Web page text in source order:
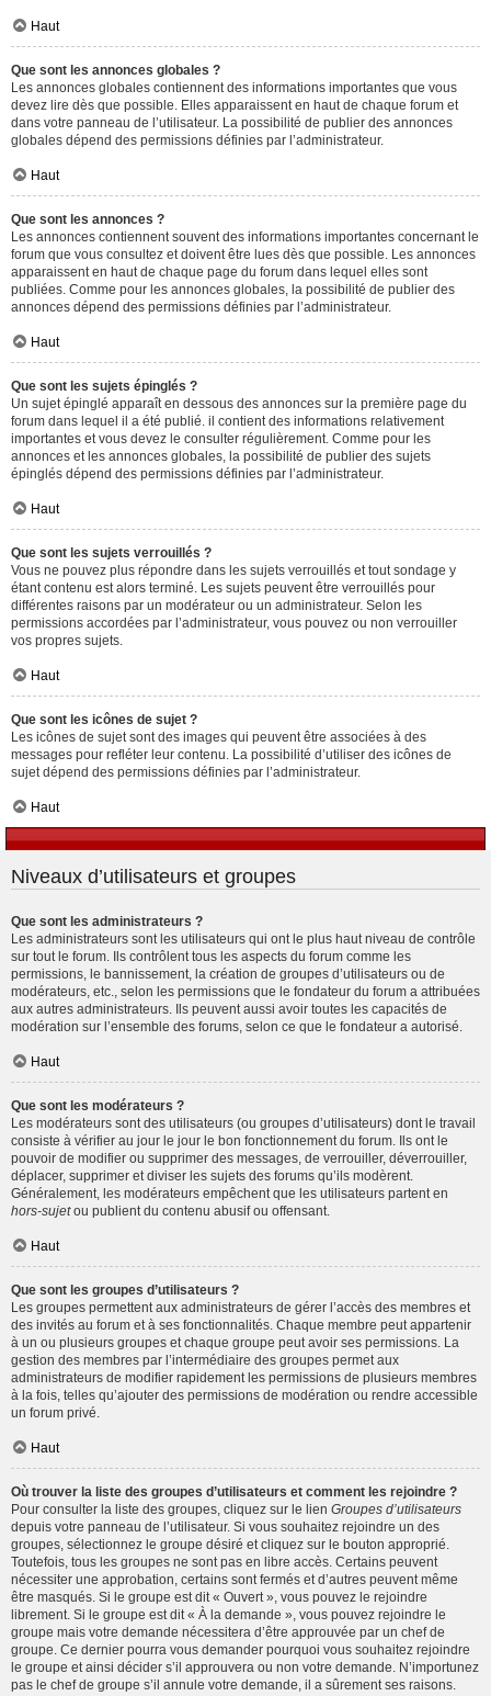
Haut
Que sont les annonces globales ?
Les annonces globales contiennent des informations importantes que vous
devez lire dès que possible. Elles apparaissent en haut de chaque forum et
dans votre panneau de l’utilisateur. La possibilité de publier des annonces
globales dépend des permissions définies par l’administrateur.
Haut
Que sont les annonces ?
Les annonces contiennent souvent des informations importantes concernant le
forum que vous consultez et doivent être lues dès que possible. Les annonces
apparaissent en haut de chaque page du forum dans lequel elles sont
publiées. Comme pour les annonces globales, la possibilité de publier des
annonces dépend des permissions définies par l’administrateur.
Haut
Que sont les sujets épinglés ?
Un sujet épinglé apparaît en dessous des annonces sur la première page du
forum dans lequel il a été publié. il contient des informations relativement
importantes et vous devez le consulter régulièrement. Comme pour les
annonces et les annonces globales, la possibilité de publier des sujets
épinglés dépend des permissions définies par l’administrateur.
Haut
Que sont les sujets verrouillés ?
Vous ne pouvez plus répondre dans les sujets verrouillés et tout sondage y
étant contenu est alors terminé. Les sujets peuvent être verrouillés pour
différentes raisons par un modérateur ou un administrateur. Selon les
permissions accordées par l’administrateur, vous pouvez ou non verrouiller
vos propres sujets.
Haut
Que sont les icônes de sujet ?
Les icônes de sujet sont des images qui peuvent être associées à des
messages pour refléter leur contenu. La possibilité d’utiliser des icônes de
sujet dépend des permissions définies par l’administrateur.
Haut
Niveaux d’utilisateurs et groupes
Que sont les administrateurs ?
Les administrateurs sont les utilisateurs qui ont le plus haut niveau de contrôle
sur tout le forum. Ils contrôlent tous les aspects du forum comme les
permissions, le bannissement, la création de groupes d’utilisateurs ou de
modérateurs, etc., selon les permissions que le fondateur du forum a attribuées
aux autres administrateurs. Ils peuvent aussi avoir toutes les capacités de
modération sur l’ensemble des forums, selon ce que le fondateur a autorisé.
Haut
Que sont les modérateurs ?
Les modérateurs sont des utilisateurs (ou groupes d’utilisateurs) dont le travail
consiste à vérifier au jour le jour le bon fonctionnement du forum. Ils ont le
pouvoir de modifier ou supprimer des messages, de verrouiller, déverrouiller,
déplacer, supprimer et diviser les sujets des forums qu’ils modèrent.
Généralement, les modérateurs empêchent que les utilisateurs partent en
hors-sujetou publient du contenu abusif ou offensant.
Haut
Que sont les groupes d’utilisateurs ?
Les groupes permettent aux administrateurs de gérer l’accès des membres et
des invités au forum et à ses fonctionnalités. Chaque membre peut appartenir
à un ou plusieurs groupes et chaque groupe peut avoir ses permissions. La
gestion des membres par l’intermédiaire des groupes permet aux
administrateurs de modifier rapidement les permissions de plusieurs membres
à la fois, telles qu’ajouter des permissions de modération ou rendre accessible
un forum privé.
Haut
Où trouver la liste des groupes d’utilisateurs et comment les rejoindre ?
Pour consulter la liste des groupes, cliquez sur le lien Groupes d’utilisateurs
depuis votre panneau de l’utilisateur. Si vous souhaitez rejoindre un des
groupes, sélectionnez le groupe désiré et cliquez sur le bouton approprié.
Toutefois, tous les groupes ne sont pas en libre accès. Certains peuvent
nécessiter une approbation, certains sont fermés et d’autres peuvent même
être masqués. Si le groupe est dit « Ouvert », vous pouvez le rejoindre
librement. Si le groupe est dit « À la demande », vous pouvez rejoindre le
groupe mais votre demande nécessitera d’être approuvée par un chef de
groupe. Ce dernier pourra vous demander pourquoi vous souhaitez rejoindre
le groupe et ainsi décider s’il approuvera ou non votre demande. N’importunez
pas le chef de groupe s’il annule votre demande, il a sûrement ses raisons.